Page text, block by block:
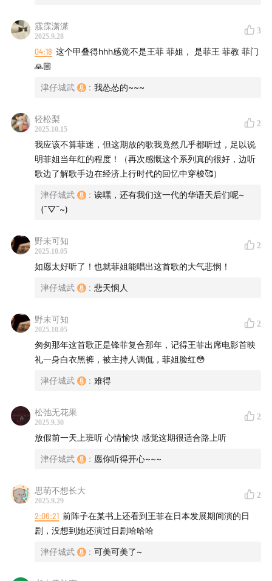
08:21】：王菲-大海啊故乡
丽君
霡霂潇潇
2025.9.28
3
04:18 这个甲叠得hhh感觉不是王菲 菲姐， 是菲王 菲教 菲门
🙏🏼
津仔城武 : 我怂怂的~~~
轻松梨
2025.10.15
2
我应该不算菲迷，但这期放的歌我竟然几乎都听过，足以说
明菲姐当年红的程度！（再次感慨这个系列真的很好，边听
歌边了解歌手边在经济上行时代的回忆中穿梭🥰）
津仔城武 : 诶嘿，还有我们这一代的华语天后们呢~
(¯▽¯~)
野未可知
2025.10.05
2
如愿太好听了！也就菲姐能唱出这首歌的大气悲悯！
津仔城武 : 悲天悯人
野未可知
2025.10.05
2
匆匆那年这首歌正是锋菲复合那年，记得王菲出席电影首映
礼一身白衣黑裤，被主持人调侃，菲姐脸红😳
津仔城武 : 难得
松弛无花果
2025.9.30
2
放假前一天上班听 心情愉快 感觉这期很适合路上听
津仔城武 : 愿你听得开心~~~
思萌不想长大
2025.9.29
2
2:06:21 前阵子在某书上还看到王菲在日本发展期间演的日
剧，没想到她还演过日剧哈哈哈
津仔城武 : 可美可美了~